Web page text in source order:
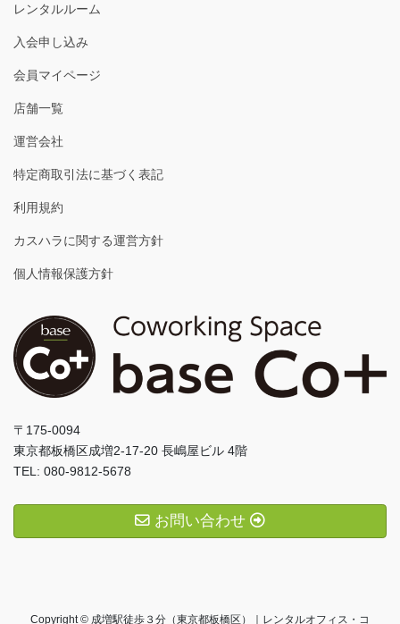
レンタルルーム
入会申し込み
会員マイページ
店舗一覧
運営会社
特定商取引法に基づく表記
利用規約
カスハラに関する運営方針
個人情報保護方針
〒175-0094
東京都板橋区成増2-17-20 長嶋屋ビル 4階
TEL: 080-9812-5678
お問い合わせ
Copyright © 成増駅徒歩３分（東京都板橋区）｜レンタルオフィス・コ